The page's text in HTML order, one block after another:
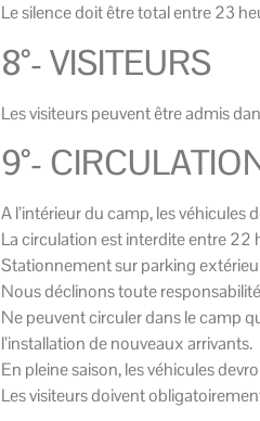
Le silence doit être total entre 23
8°- VISITEURS
Les visiteurs peuvent être admis
9°-
A l’intérieur du camp, les
La circulation est interdite entre 22
Stationnement sur parking
Nous déclinons toute
Ne peuvent circuler dans le camp
l’installation de nouveaux arrivants.
En pleine saison, les véhicules
Les visiteurs doivent